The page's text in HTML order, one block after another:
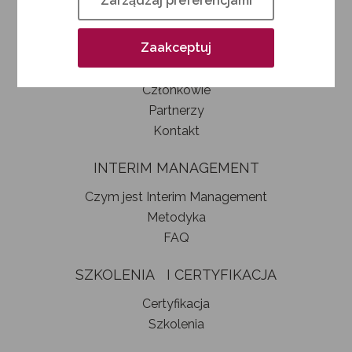
Kim jesteśmy
Jak zostać członkiem SIM
Statut stowarzyszenia
Władze
Członkowie
Partnerzy
Kontakt
INTERIM MANAGEMENT
Czym jest Interim Management
Metodyka
FAQ
SZKOLENIA I CERTYFIKACJA
Certyfikacja
Szkolenia
Zaakceptuj